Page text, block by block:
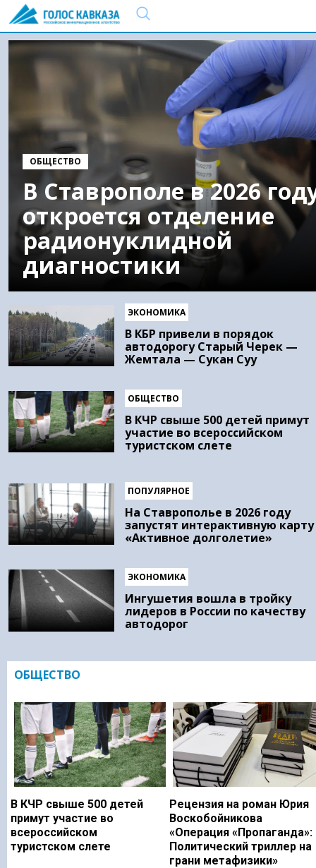
ОБЩЕСТВО
В Ставрополе в 2026
откроется отделение
радионуклидной
диагностики
ЭКОНОМИКА
В КБР привели в порядок
автодорогу Старый Черек —
Жемтала — Сукан Суу
ОБЩЕСТВО
В КЧР свыше 500 детей примут
участие во всероссийском
туристском слете
ПОПУЛЯРНОЕ
На Ставрополье в 2026 году
запустят интерактивную карту
«Активное долголетие»
ЭКОНОМИКА
Ингушетия вошла в тройку
лидеров в России по качеству
автодорог
ОБЩЕСТВО
В КЧР свыше 500 детей
примут участие во
всероссийском
туристском слете
Рецензия на роман Юрия
Воскобойникова
«Операция «Пропаганда»:
Политический триллер на
грани метафизики»